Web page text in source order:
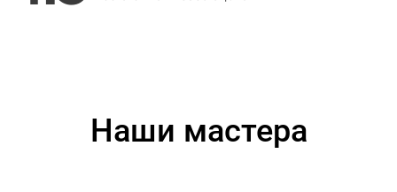
Наши мастера